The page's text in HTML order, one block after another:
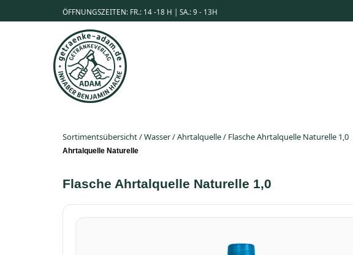
ÖFFNUNGSZEITEN: FR.: 14 -18 H | SA.: 9 - 13H
Sortimentsübersicht/Wasser/Ahrtalquelle/ Flasche Ahrtalquelle Naturelle 1,0
Ahrtalquelle Naturelle
Flasche Ahrtalquelle Naturelle 1,0